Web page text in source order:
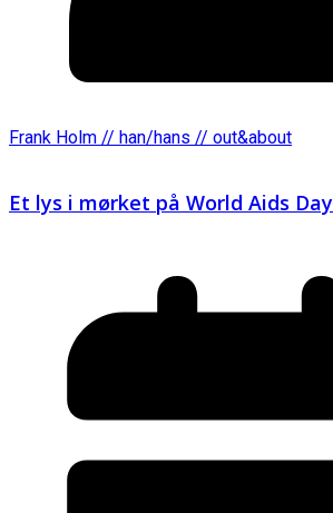
Frank Holm // han/hans // out&about
Et lys i mørket på World Aids Day